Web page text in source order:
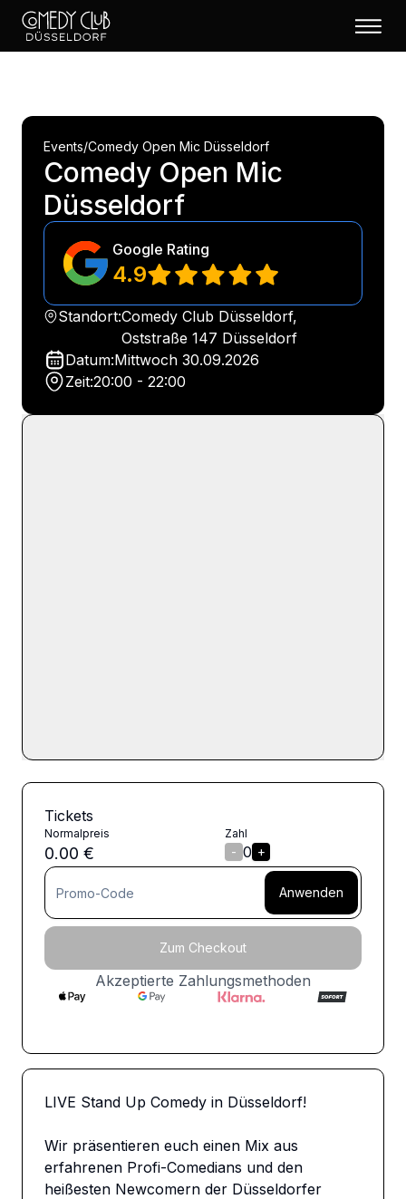
Events/Comedy Open Mic Düsseldorf
Comedy Open Mic
Düsseldorf
Google Rating
4.9
Standort:Comedy Club Düsseldorf,
Oststraße 147 Düsseldorf
Datum:Mittwoch 30.09.2026
Zeit:20:00 - 22:00
Tickets
Normalpreis
0.00 €
Zahl
- 0 +
Anwenden
Zum Checkout
Akzeptierte Zahlungsmethoden
LIVE Stand Up Comedy in Düsseldorf!
Wir präsentieren euch einen Mix aus
erfahrenen Profi-Comedians und den
heißesten Newcomern der Düsseldorfer